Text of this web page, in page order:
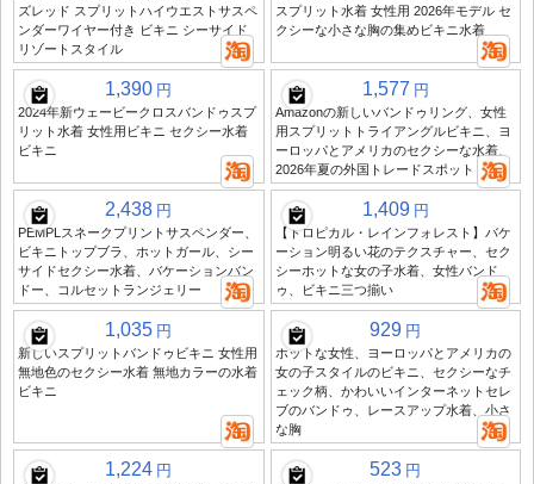
ズレッド スプリットハイウエストサスペ
ンダーワイヤー付き ビキニ シーサイド
リゾートスタイル
スプリット水着 女性用 2026年モデル セ
クシーな小さな胸の集めビキニ水着
1,390 円
2024年新ウェービークロスバンドゥスプ
リット水着 女性用ビキニ セクシー水着
ビキニ
1,577 円
Amazonの新しいバンドゥリング、女性
用スプリットトライアングルビキニ、ヨ
ーロッパとアメリカのセクシーな水着、
2026年夏の外国トレードスポット
2,438 円
PEMPLスネークプリントサスペンダー、
ビキニトップブラ、ホットガール、シー
サイドセクシー水着、バケーションバン
ドー、コルセットランジェリー
1,409 円
【トロピカル・レインフォレスト】バケ
ーション明るい花のテクスチャー、セク
シーホットな女の子水着、女性バンド
ゥ、ビキニ三つ揃い
1,035 円
新しいスプリットバンドゥビキニ 女性用
無地色のセクシー水着 無地カラーの水着
ビキニ
929 円
ホットな女性、ヨーロッパとアメリカの
女の子スタイルのビキニ、セクシーなチ
ェック柄、かわいいインターネットセレ
ブのバンドゥ、レースアップ水着、小さ
な胸
1,224 円 523 円